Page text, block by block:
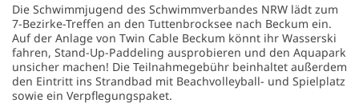
Die Schwimmjugend des Schwimmverbandes NRW lädt zum
7-Bezirke-Treffen an den Tuttenbrocksee nach Beckum ein.
Auf der Anlage von Twin Cable Beckum könnt ihr Wasserski
fahren, Stand-Up-Paddeling ausprobieren und den Aquapark
unsicher machen! Die Teilnahmegebühr beinhaltet außerdem
den Eintritt ins Strandbad mit Beachvolleyball- und Spielplatz
sowie ein Verpflegungspaket.